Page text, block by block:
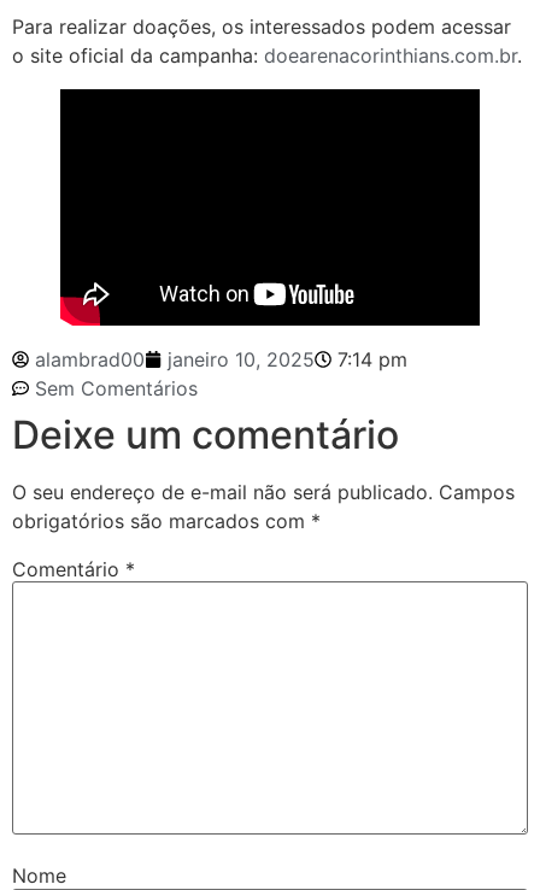
Para realizar doações, os interessados podem acessar
o site oficial da campanha: doearenacorinthians.com.br.
alambrad00 janeiro 10, 2025
7:14 pm
Sem Comentários
Deixe um comentário
O seu endereço de e-mail não será publicado. Campos
obrigatórios são marcados com *
Comentário *
Nome